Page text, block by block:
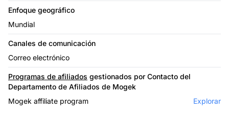
Enfoque geográfico
Mundial
Canales de comunicación
Correo electrónico
Programas de afiliados gestionados por Contacto del
Departamento de Afiliados de Mogek
Mogek affiliate program
Explorar